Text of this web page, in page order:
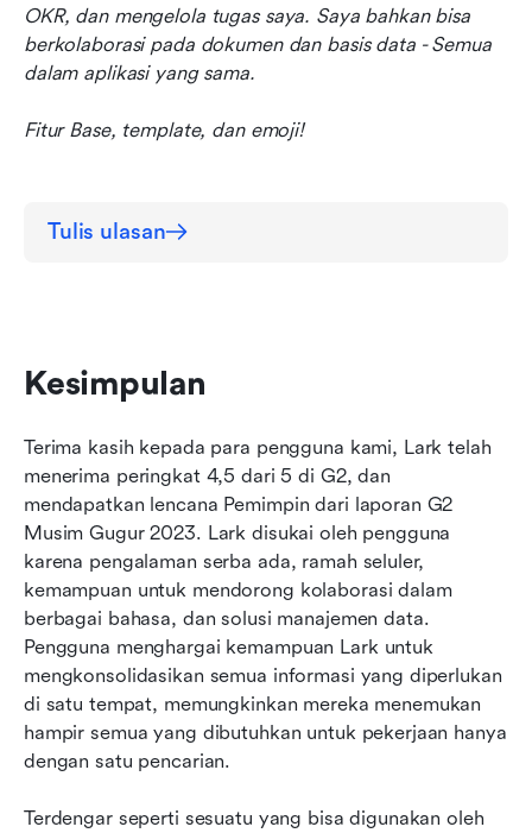
OKR, dan mengelola tugas saya. Saya bahkan bisa
berkolaborasi pada dokumen dan basis data - Semua
dalam aplikasi yang sama.
Fitur Base, template, dan emoji!
Tulis ulasan
Kesimpulan
Terima kasih kepada para pengguna kami, Lark telah
menerima peringkat 4,5 dari 5 di G2, dan
mendapatkan lencana Pemimpin dari laporan G2
Musim Gugur 2023. Lark disukai oleh pengguna
karena pengalaman serba ada, ramah seluler,
kemampuan untuk mendorong kolaborasi dalam
berbagai bahasa, dan solusi manajemen data.
Pengguna menghargai kemampuan Lark untuk
mengkonsolidasikan semua informasi yang diperlukan
di satu tempat, memungkinkan mereka menemukan
hampir semua yang dibutuhkan untuk pekerjaan hanya
dengan satu pencarian.
Terdengar seperti sesuatu yang bisa digunakan oleh